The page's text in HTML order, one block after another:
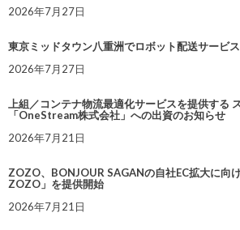
2026年7月27日
東京ミッドタウン八重洲でロボット配送サービ
2026年7月27日
上組／コンテナ物流最適化サービスを提供する
「OneStream株式会社」への出資のお知らせ
2026年7月21日
ZOZO、BONJOUR SAGANの自社EC拡大に向
ZOZO」を提供開始
2026年7月21日